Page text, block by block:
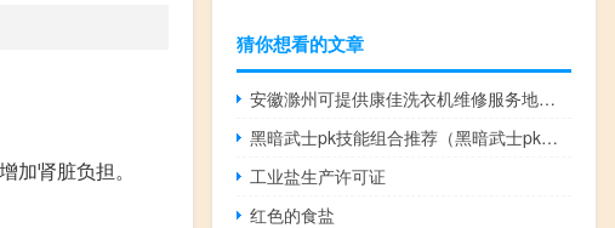
肾脏负担。
猜你想看的文章
安徽滁州可提供康佳洗衣机维修服务地址在哪
黑暗武士pk技能组合推荐（黑暗武士pk技能组合）
工业盐生产许可证
红色的食盐